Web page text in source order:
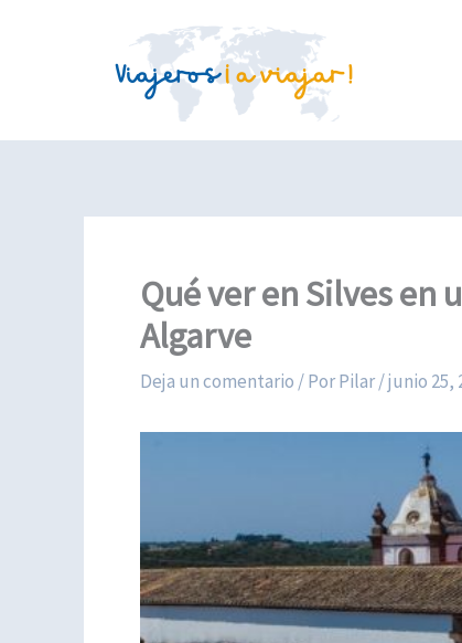
Qué ver en Silves en
Algarve
Deja un comentario / PorPilar/junio 25,